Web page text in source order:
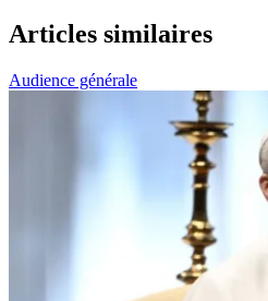
Articles similaires
Audience générale